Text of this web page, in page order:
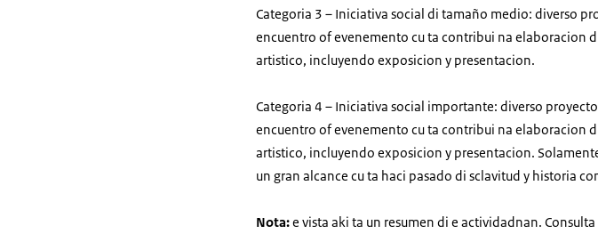
Categoria 3 – Iniciativa social di tamaño medio: diverso
encuentro of evenemento cu ta contribui na elaboracion
artistico, incluyendo exposicion y presentacion.
Categoria 4 – Iniciativa social importante: diverso
encuentro of evenemento cu ta contribui na elaboracion
artistico, incluyendo exposicion y presentacion.
un gran alcance cu ta haci pasado di sclavitud y historia
Nota:e vista aki ta un resumen di e actividadnan.